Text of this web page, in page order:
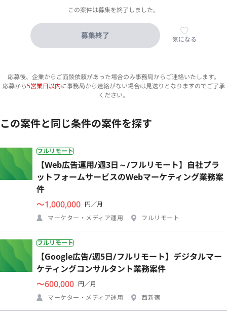
この案件は募集を終了しました。
募集終了 気になる
応募後、企業からご面談依頼があった場合のみ事務局からご連絡いたします。
応募から5営業日以内に事務局から連絡がない場合は見送りとなりますのでご了承
ください。
この案件と同じ条件の案件を探す
フルリモート
【Web広告運用/週3日～/フルリモート】自社プラ
ットフォームサービスのWebマーケティング業務案
件
〜1,000,000 円／月
マーケター・メディア運用
フルリモート
フルリモート
【Google広告/週5日/フルリモート】デジタルマー
ケティングコンサルタント業務案件
〜600,000 円／月
マーケター・メディア運用
西新宿